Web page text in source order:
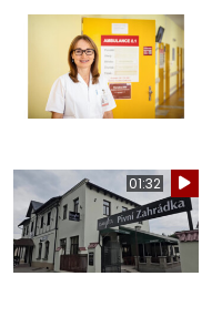
01:32